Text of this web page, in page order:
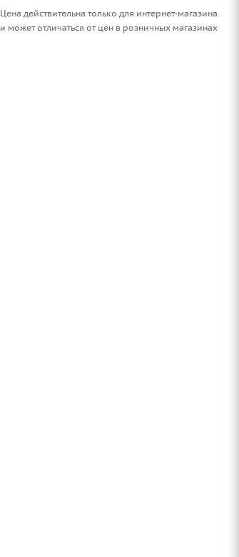
Цена действительна только для интернет-магазина
и может отличаться от цен в розничных магазинах